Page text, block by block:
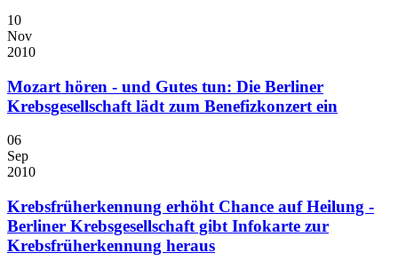
10
Nov
2010
Mozart hören - und Gutes tun: Die Berliner
Krebsgesellschaft lädt zum Benefizkonzert ein
06
Sep
2010
Krebsfrüherkennung erhöht Chance auf Heilung -
Berliner Krebsgesellschaft gibt Infokarte zur
Krebsfrüherkennung heraus